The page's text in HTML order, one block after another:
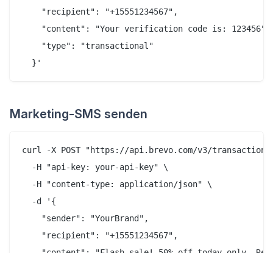
    "recipient": "+15551234567",
    "content": "Your verification code is: 123456",
    "type": "transactional"
Marketing-SMS senden
curl -X POST "https://api.brevo.com/v3/
  -H "api-key: your-api-key" \
  -H "content-type: application/json" \
  -d '{
    "sender": "YourBrand",
    "recipient": "+15551234567",